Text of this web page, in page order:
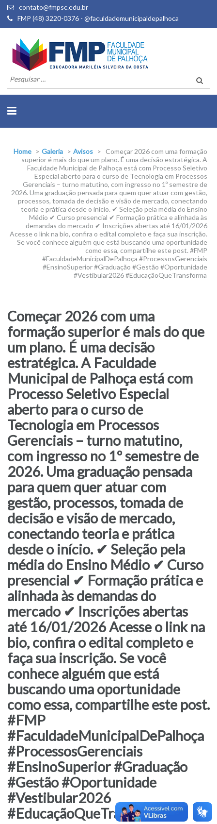
contato@fmpsc.edu.br
FMP (48) 3220-0376 - @faculdademunicipaldepalhoca
Pesquisar
por:
Home > Galeria > Avisos > Começar 2026 com uma formação
superior é mais do que um plano. É uma decisão estratégica. A
Faculdade Municipal de Palhoça está com Processo Seletivo
Especial aberto para o curso de Tecnologia em Processos
Gerenciais – turno matutino, com ingresso no 1º semestre de
2026. Uma graduação pensada para quem quer atuar com gestão,
processos, tomada de decisão e visão de mercado, conectando
teoria e prática desde o início. ✔ Seleção pela média do Ensino
Médio ✔ Curso presencial ✔ Formação prática e alinhada às
demandas do mercado ✔ Inscrições abertas até 16/01/2026
Acesse o link na bio, confira o edital completo e faça sua inscrição.
Se você conhece alguém que está buscando uma oportunidade
como essa, compartilhe este post. #FMP
#FaculdadeMunicipalDePalhoça #ProcessosGerenciais
#EnsinoSuperior #Graduação #Gestão #Oportunidade
#Vestibular2026 #EducaçãoQueTransforma
Começar 2026 com uma
formação superior é mais do que
um plano. É uma decisão
estratégica. A Faculdade
Municipal de Palhoça está com
Processo Seletivo Especial
aberto para o curso de
Tecnologia em Processos
Gerenciais – turno matutino,
com ingresso no 1º semestre de
2026. Uma graduação pensada
para quem quer atuar com
gestão, processos, tomada de
decisão e visão de mercado,
conectando teoria e prática
desde o início. ✔ Seleção pela
média do Ensino Médio ✔ Curso
presencial ✔ Formação prática e
alinhada às demandas do
mercado ✔ Inscrições abertas
até 16/01/2026 Acesse o link na
bio, confira o edital completo e
faça sua inscrição. Se você
conhece alguém que está
buscando uma oportunidade
como essa, compartilhe este post.
#FMP
#FaculdadeMunicipalDePalhoça
#ProcessosGerenciais
#EnsinoSuperior #Graduação
#Gestão #Oportunidade
#Vestibular2026
#EducaçãoQueTransforma